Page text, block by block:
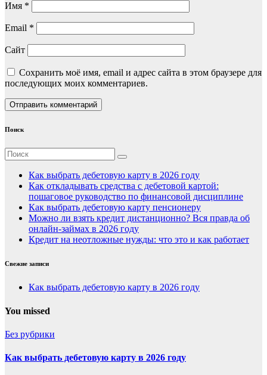
Имя *
Email *
Сайт
Сохранить моё имя, email и адрес сайта в этом браузере для
последующих моих комментариев.
Поиск
Как выбрать дебетовую карту в 2026 году
Как откладывать средства с дебетовой картой:
пошаговое руководство по финансовой дисциплине
Как выбрать дебетовую карту пенсионеру
Можно ли взять кредит дистанционно? Вся правда об
онлайн-займах в 2026 году
Кредит на неотложные нужды: что это и как работает
Свежие записи
Как выбрать дебетовую карту в 2026 году
You missed
Без рубрики
Как выбрать дебетовую карту в 2026 году